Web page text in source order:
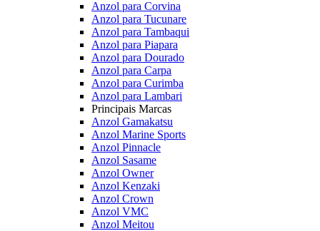
Anzol para Corvina
Anzol para Tucunare
Anzol para Tambaqui
Anzol para Piapara
Anzol para Dourado
Anzol para Carpa
Anzol para Curimba
Anzol para Lambari
Principais Marcas
Anzol Gamakatsu
Anzol Marine Sports
Anzol Pinnacle
Anzol Sasame
Anzol Owner
Anzol Kenzaki
Anzol Crown
Anzol VMC
Anzol Meitou